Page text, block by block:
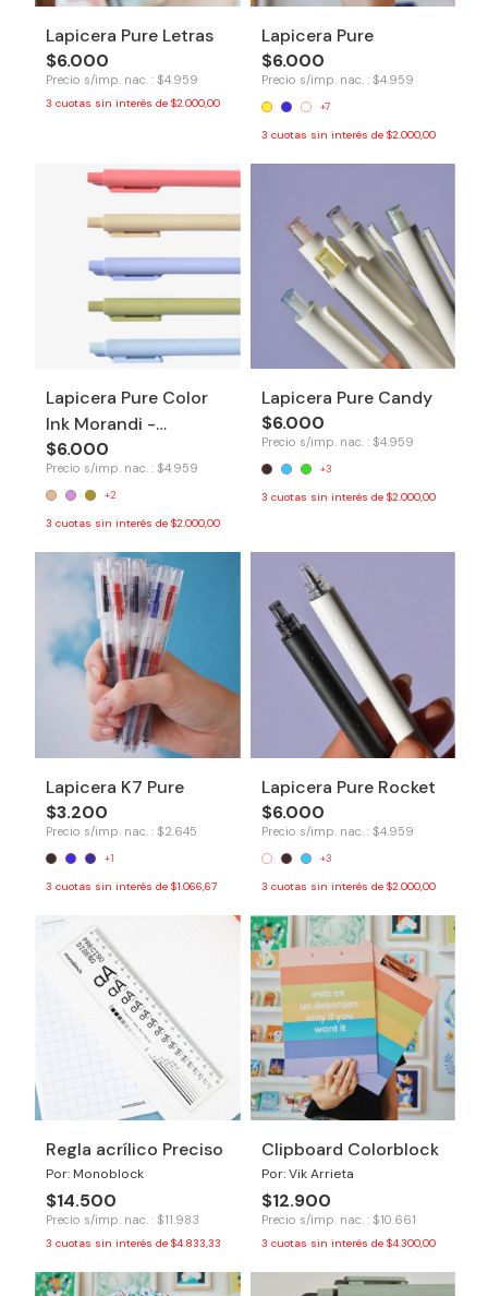
Lapicera Pure Letras
$6.000
Precio s/imp. nac. : $4.959
3 cuotas sin interés de $2.000,00
Lapicera Pure
$6.000
Precio s/imp. nac. : $4.959
+7
3 cuotas sin interés de $2.000,00
Lapicera Pure Color
Ink Morandi -
Primavera
$6.000
Precio s/imp. nac. : $4.959
+2
3 cuotas sin interés de $2.000,00
Lapicera Pure Candy
$6.000
Precio s/imp. nac. : $4.959
+3
3 cuotas sin interés de $2.000,00
Lapicera K7 Pure
$3.200
Precio s/imp. nac. : $2.645
+1
3 cuotas sin interés de $1.066,67
Lapicera Pure Rocket
$6.000
Precio s/imp. nac. : $4.959
+3
3 cuotas sin interés de $2.000,00
Regla acrílico Preciso
Por: Monoblock
$14.500
Precio s/imp. nac. : $11.983
3 cuotas sin interés de $4.833,33
Clipboard Colorblock
Por: Vik Arrieta
$12.900
Precio s/imp. nac. : $10.661
3 cuotas sin interés de $4.300,00